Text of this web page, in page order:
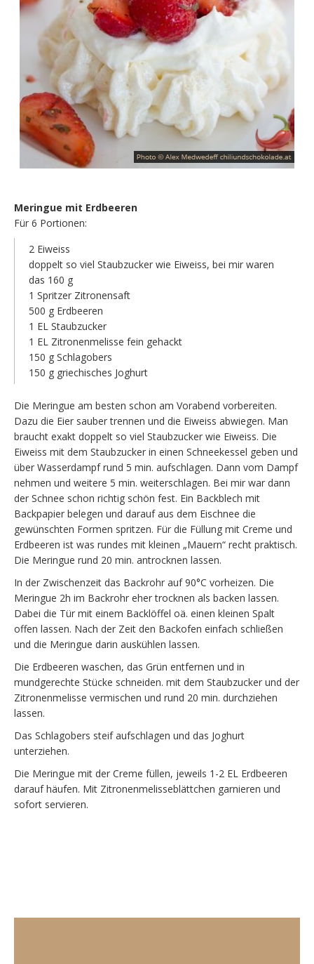
Meringue mit Erdbeeren
Für 6 Portionen:
2 Eiweiss
doppelt so viel Staubzucker wie Eiweiss, bei mir waren
das 160 g
1 Spritzer Zitronensaft
500 g Erdbeeren
1 EL Staubzucker
1 EL Zitronenmelisse fein gehackt
150 g Schlagobers
150 g griechisches Joghurt
Die Meringue am besten schon am Vorabend vorbereiten.
Dazu die Eier sauber trennen und die Eiweiss abwiegen. Man
braucht exakt doppelt so viel Staubzucker wie Eiweiss. Die
Eiweiss mit dem Staubzucker in einen Schneekessel geben und
über Wasserdampf rund 5 min. aufschlagen. Dann vom Dampf
nehmen und weitere 5 min. weiterschlagen. Bei mir war dann
der Schnee schon richtig schön fest. Ein Backblech mit
Backpapier belegen und darauf aus dem Eischnee die
gewünschten Formen spritzen. Für die Füllung mit Creme und
Erdbeeren ist was rundes mit kleinen „Mauern“ recht praktisch.
Die Meringue rund 20 min. antrocknen lassen.
In der Zwischenzeit das Backrohr auf 90°C vorheizen. Die
Meringue 2h im Backrohr eher trocknen als backen lassen.
Dabei die Tür mit einem Backlöffel oä. einen kleinen Spalt
offen lassen. Nach der Zeit den Backofen einfach schließen
und die Meringue darin auskühlen lassen.
Die Erdbeeren waschen, das Grün entfernen und in
mundgerechte Stücke schneiden. mit dem Staubzucker und der
Zitronenmelisse vermischen und rund 20 min. durchziehen
lassen.
Das Schlagobers steif aufschlagen und das Joghurt
unterziehen.
Die Meringue mit der Creme füllen, jeweils 1-2 EL Erdbeeren
darauf häufen. Mit Zitronenmelisseblättchen garnieren und
sofort servieren.